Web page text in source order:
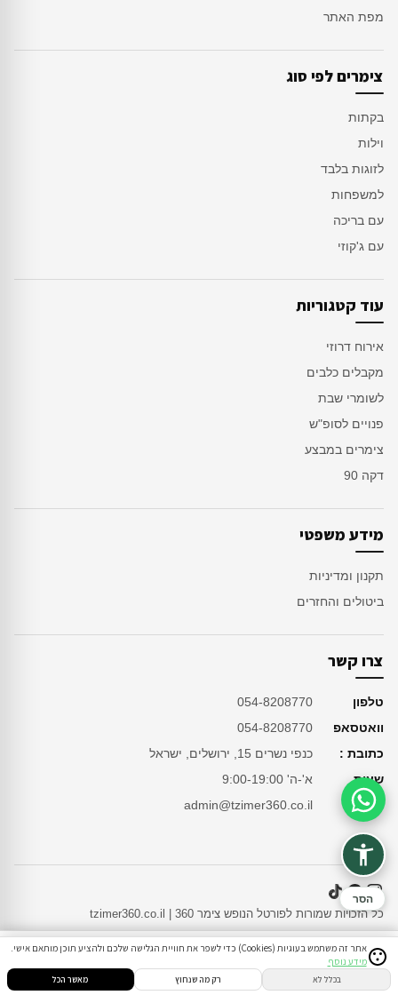
הזמנות הודעות התחבר
מפת האתר
צימרים לפי סוג
בקתות
וילות
לזוגות בלבד
למשפחות
עם בריכה
עם ג'קוזי
עוד קטגוריות
אירוח דרוזי
מקבלים כלבים
לשומרי שבת
פנויים לסופ"ש
צימרים במבצע
דקה 90
מידע משפטי
תקנון ומדיניות
ביטולים והחזרים
צרו קשר
טלפון
054-8208770
וואטסאפ
054-8208770
כתובת :
כנפי נשרים 15, ירושלים, ישראל
שעות
א'-ה' 9:00-19:00
מייל
admin@tzimer360.co.il
כל הזכויות שמורות לפורטל הנופש צימר 360 | tzimer360.co.il
אתר זה משתמש בעוגיות (Cookies) כדי לשפר את חוויית הגלישה שלכם ולהציע תוכן מותאם אישי.
מידע נוסף
בכלל לא רק מה שנחוץ מאשר הכל
סיוע בהזמנה
הסר